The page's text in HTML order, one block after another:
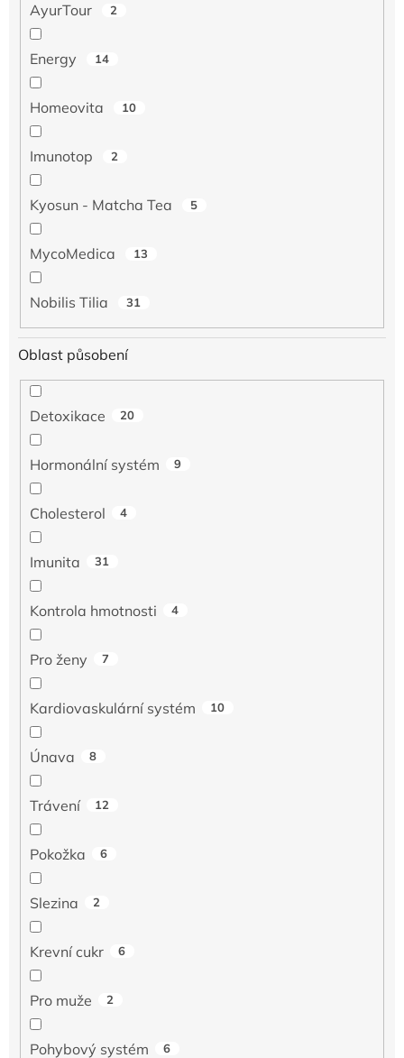
AyurTour 2
Energy 14
Homeovita 10
Imunotop 2
Kyosun - Matcha Tea 5
MycoMedica 13
Nobilis Tilia 31
Oblast působení
Detoxikace 20
Hormonální systém 9
Cholesterol 4
Imunita 31
Kontrola hmotnosti 4
Pro ženy 7
Kardiovaskulární systém 10
Únava 8
Trávení 12
Pokožka 6
Slezina 2
Krevní cukr 6
Pro muže 2
Pohybový systém 6